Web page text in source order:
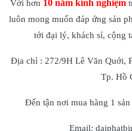
Với hơn 10 năm kinh nghiệm
luôn mong muốn đáp ứng sản
tới đại lý, khách sỉ, cộng
Địa chỉ : 272/9H Lê Văn Quới,
Tp. Hồ
Đến tận nơi mua hàng 1
Email: